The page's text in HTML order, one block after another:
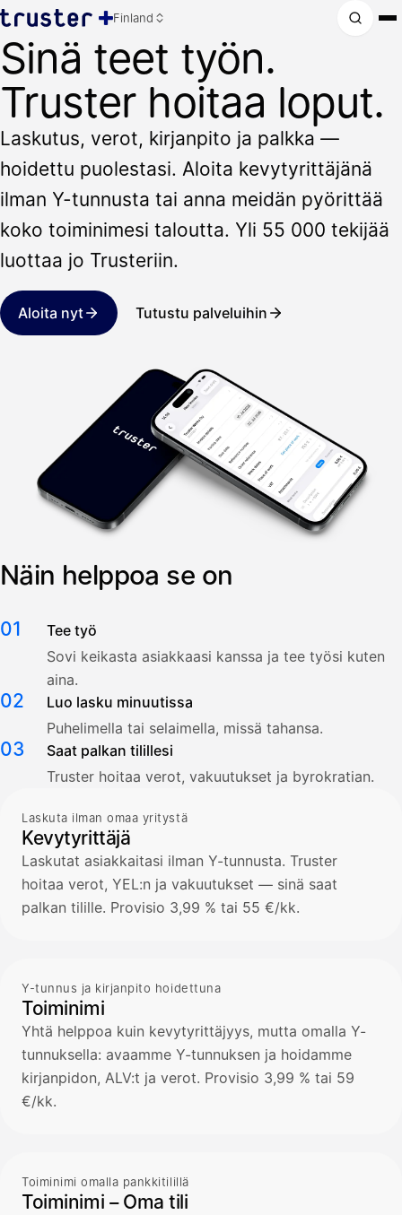
Finland
Sinä teet työn.
Truster hoitaa loput.
Laskutus, verot, kirjanpito ja palkka —
hoidettu puolestasi. Aloita kevytyrittäjänä
ilman Y-tunnusta tai anna meidän pyörittää
koko toiminimesi taloutta. Yli 55 000 tekijää
luottaa jo Trusteriin.
Aloita nyt Tutustu palveluihin
Näin helppoa se on
01
Tee työ
Sovi keikasta asiakkaasi kanssa ja tee työsi kuten
aina.
02
Luo lasku minuutissa
Puhelimella tai selaimella, missä tahansa.
03
Saat palkan tilillesi
Truster hoitaa verot, vakuutukset ja byrokratian.
Laskuta ilman omaa yritystä
Kevytyrittäjä
Laskutat asiakkaitasi ilman Y-tunnusta. Truster
hoitaa verot, YEL:n ja vakuutukset — sinä saat
palkan tilille. Provisio 3,99 % tai 55 €/kk.
Y-tunnus ja kirjanpito hoidettuna
Toiminimi
Yhtä helppoa kuin kevytyrittäjyys, mutta omalla Y-
tunnuksella: avaamme Y-tunnuksen ja hoidamme
kirjanpidon, ALV:t ja verot. Provisio 3,99 % tai 59
€/kk.
Toiminimi omalla pankkitilillä
Toiminimi – Oma tili